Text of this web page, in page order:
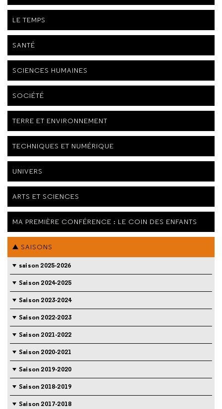
LE TEMPS
SANTÉ
SCIENCES HUMAINES
SOCIÉTÉ
TERRE ET ENVIRONNEMENT
TECHNIQUES ET NUMÉRIQUE
UNIVERS
ARTS ET SCIENCES
MA PREMIÈRE CONFÉRENCE : LE COIN DES ENFANTS
SAISONS
saison 2025-2026
Saison 2024-2025
Saison 2023-2024
Saison 2022-2023
Saison 2021-2022
Saison 2020-2021
Saison 2019-2020
Saison 2018-2019
Saison 2017-2018